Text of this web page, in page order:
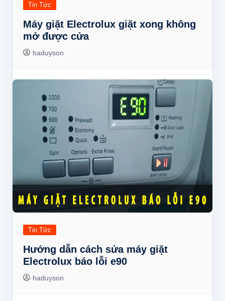
Tin Tức
Máy giặt Electrolux giặt xong không
mở được cửa
haduyson
Tin Tức
Hướng dẫn cách sửa máy giặt
Electrolux báo lỗi e90
haduyson